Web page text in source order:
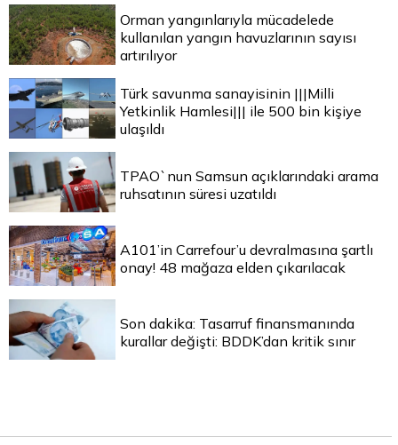
Orman yangınlarıyla mücadelede
kullanılan yangın havuzlarının sayısı
artırılıyor
Türk savunma sanayisinin |||Milli
Yetkinlik Hamlesi||| ile 500 bin kişiye
ulaşıldı
TPAO`nun Samsun açıklarındaki arama
ruhsatının süresi uzatıldı
A101’in Carrefour’u devralmasına şartlı
onay! 48 mağaza elden çıkarılacak
Son dakika: Tasarruf finansmanında
kurallar değişti: BDDK’dan kritik sınır